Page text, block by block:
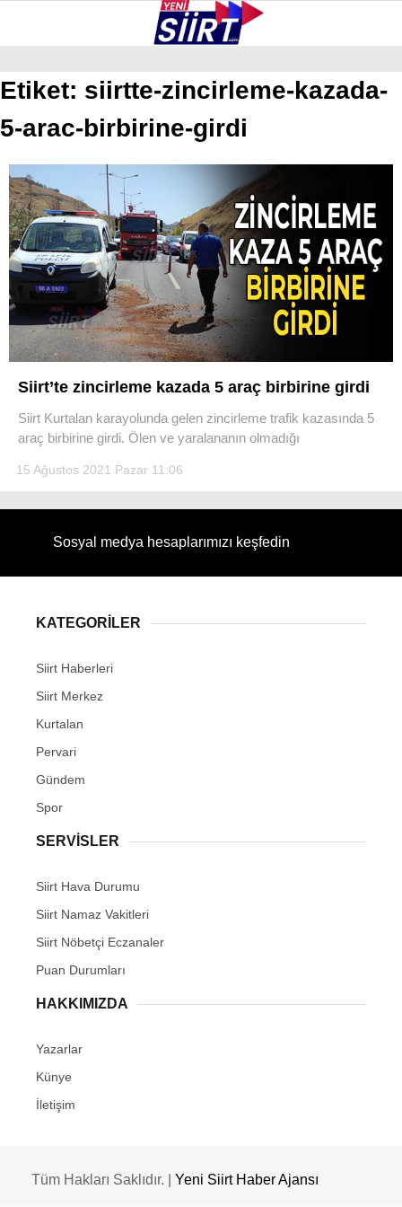
WhatsApp İhbar Hattı
GALERİ VİDEO YAZARLAR
ERUH
BAYKAN
PERVARI
ŞIRVAN
TILLO
GÜNDEM
Etiket: siirtte-zincirleme-kazada-
5-arac-birbirine-girdi
Siirt’te zincirleme kazada 5 araç birbirine girdi
Siirt Kurtalan karayolunda gelen zincirleme trafik kazasında 5
araç birbirine girdi. Ölen ve yaralananın olmadığı
15 Ağustos 2021 Pazar 11:06
Sosyal medya hesaplarımızı keşfedin
KATEGORİLER
Siirt Haberleri
Siirt Merkez
Kurtalan
Pervari
Gündem
Spor
SERVİSLER
Siirt Hava Durumu
Siirt Namaz Vakitleri
Siirt Nöbetçi Eczanaler
Puan Durumları
HAKKIMIZDA
Yazarlar
Künye
İletişim
Tüm Hakları Saklıdır. | Yeni Siirt Haber Ajansı